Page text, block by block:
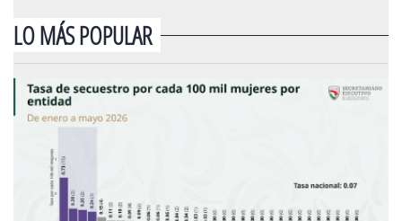
LO MÁS POPULAR